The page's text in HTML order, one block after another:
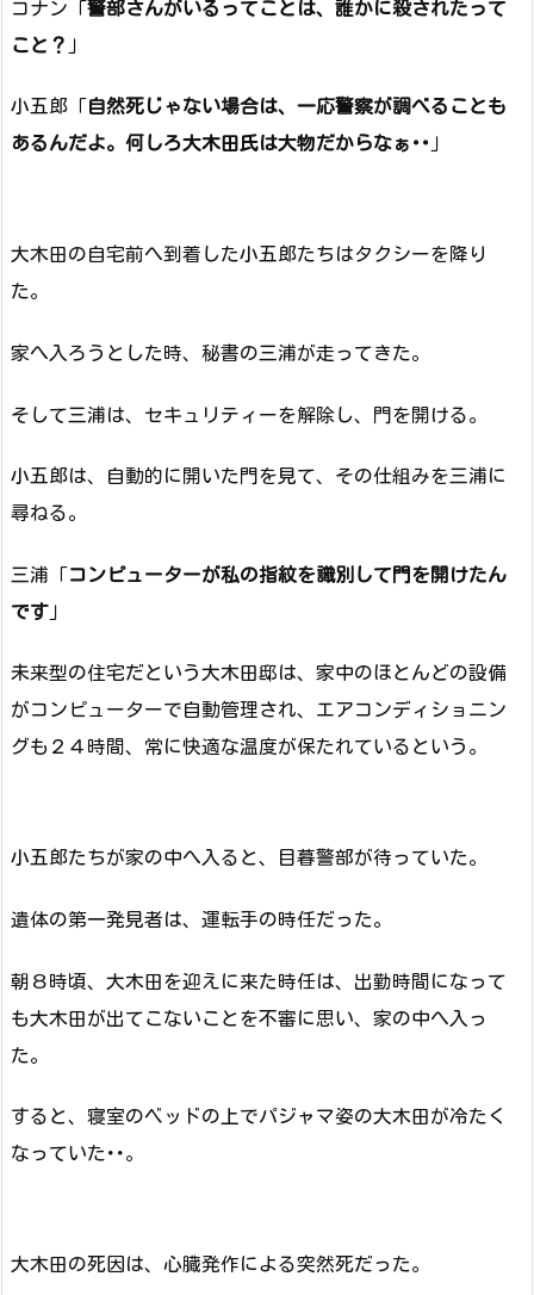
コナン「警部さんがいるってことは、誰かに殺されたって
こと？ 」
小五郎「自然死じゃない場合は、一応警察が調べることも
あるんだよ。何しろ大木田氏は大物だからなぁ･･」
大木田の自宅前へ到着した小五郎たちはタクシーを降り
た。
家へ入ろうとした時、秘書の三浦が走ってきた。
そして三浦は、セキュリティーを解除し、門を開ける。
小五郎は、自動的に開いた門を見て、その仕組みを三浦に
尋ねる。
三浦「コンピューターが私の指紋を識別して門を開けたん
です 」
未来型の住宅だという大木田邸は、家中のほとんどの設備
がコンピューターで自動管理され、エアコンディショニン
グも２４時間、常に快適な温度が保たれているという。
小五郎たちが家の中へ入ると、目暮警部が待っていた。
遺体の第一発見者は、運転手の時任だった。
朝８時頃、大木田を迎えに来た時任は、出勤時間になって
も大木田が出てこないことを不審に思い、家の中へ入っ
た。
すると、寝室のベッドの上でパジャマ姿の大木田が冷たく
なっていた･･。
大木田の死因は、心臓発作による突然死だった。